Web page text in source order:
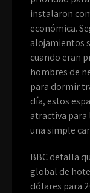
instalaron
económica.
alojamientos
cuando eran
hombres de
para dormir
día, estos
atractiva para
una simple
BBC detalla
global de
dólares para